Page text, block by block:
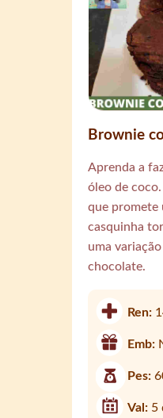
Brownie
Aprenda a
óleo de
que promete
casquinha
uma
chocolate.
Ren:
Emb:
Pes:
Val: 5